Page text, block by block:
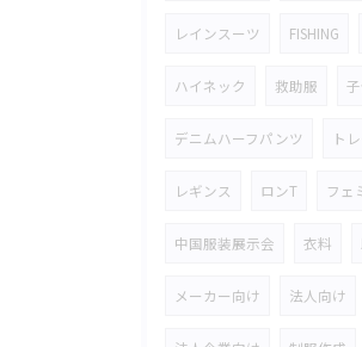
レインスーツ FISHING
ハイネック 救助服
デニムハーフパンツ ト
レギンス ロンT フェ
中国服装展示会 衣料
メーカー向け 法人向け